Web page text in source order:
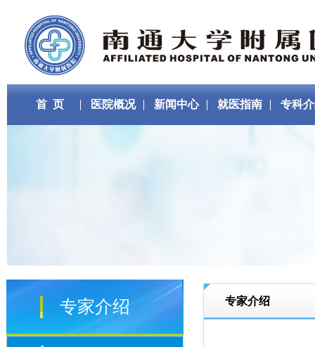
首 页 医院概况 新闻中心 就医指南 专科
专家介绍 专家介绍